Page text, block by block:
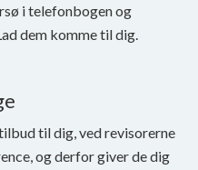
i telefonbogen og
dem komme til dig.
til dig, ved revisorerne
og derfor giver de dig